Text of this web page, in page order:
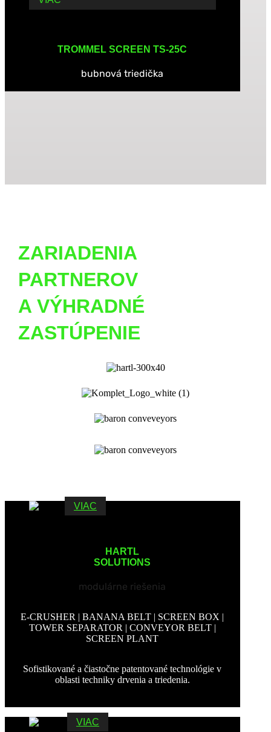
TROMMEL SCREEN TS-25C
bubnová triedička
ZARIADENIA
PARTNEROV
A VÝHRADNÉ
ZASTÚPENIE
VIAC
HARTL
SOLUTIONS
modulárne riešenia
E-CRUSHER | BANANA BELT | SCREEN BOX |
TOWER SEPARATOR | CONVEYOR BELT |
SCREEN PLANT
Sofistikované a čiastočne patentované technológie v
oblasti techniky drvenia a triedenia.
VIAC